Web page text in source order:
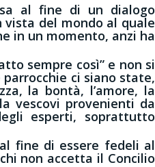
al fine di un dialogo
vista del mondo al quale
in un momento, anzi ha
sempre così” e non si
ci siano state,
la bontà, l’amore, la
vescovi provenienti da
esperti, soprattutto
fine di essere fedeli al
non accetta il Concilio